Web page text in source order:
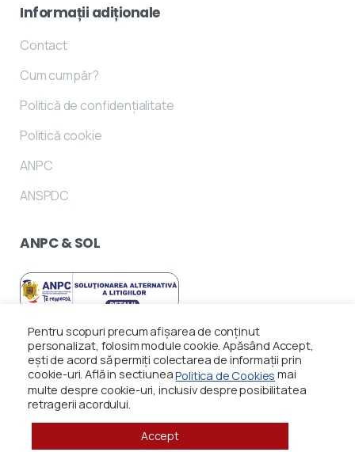
Informații adiționale
Contact
Cum cumpăr?
Politică de confidențialitate
Politică cookie
ANPC
ANSPDC
ANPC & SOL
Pentru scopuri precum afișarea de conținut
personalizat, folosim module cookie. Apăsând Accept,
ești de acord să permiți colectarea de informații prin
cookie-uri. Află in sectiuneaPolitica de Cookies mai
multe despre cookie-uri, inclusiv despre posibilitatea
retragerii acordului.
Accept